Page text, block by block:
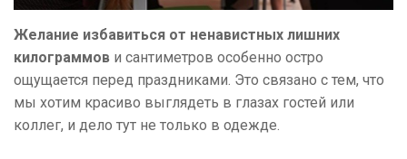
Желание избавиться от ненавистных лишних
килограммов и сантиметров особенно остро
ощущается перед праздниками. Это связано с тем, что
мы хотим красиво выглядеть в глазах гостей или
коллег, и дело тут не только в одежде.